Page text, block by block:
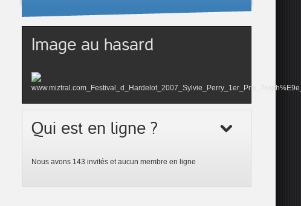
Image au hasard
Qui est en ligne ?
Nous avons 143 invités et aucun membre en ligne